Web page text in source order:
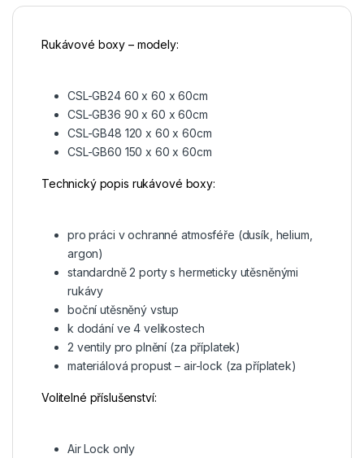
Rukávové boxy – modely:
CSL-GB24 60 x 60 x 60cm
CSL-GB36 90 x 60 x 60cm
CSL-GB48 120 x 60 x 60cm
CSL-GB60 150 x 60 x 60cm
Technický popis rukávové boxy:
pro práci v ochranné atmosféře (dusík, helium,
argon)
standardně 2 porty s hermeticky utěsněnými
rukávy
boční utěsněný vstup
k dodání ve 4 velikostech
2 ventily pro plnění (za příplatek)
materiálová propust – air-lock (za příplatek)
Volitelné příslušenství:
Air Lock only